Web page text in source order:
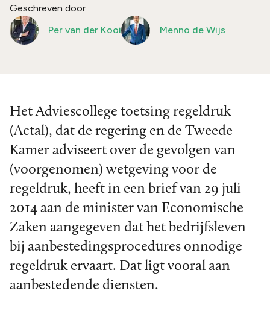
Geschreven door
Per van der Kooi
Menno de Wijs
Het Adviescollege toetsing regeldruk
(Actal), dat de regering en de Tweede
Kamer adviseert over de gevolgen van
(voorgenomen) wetgeving voor de
regeldruk, heeft in een brief van 29 juli
2014 aan de minister van Economische
Zaken aangegeven dat het bedrijfsleven
bij aanbestedingsprocedures onnodige
regeldruk ervaart. Dat ligt vooral aan
aanbestedende diensten.